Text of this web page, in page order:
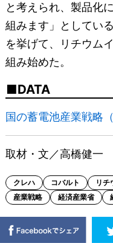
と考えられ、製品化
組みます」としてい
を挙げて、リチウム
組み始めた。
DATA
国の蓄電池産業戦略
取材・文／高橋健一
クレハ コバルト リチ
産業戦略
経済産業省